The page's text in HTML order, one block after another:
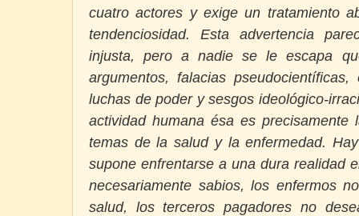
cuatro actores y exige un tratamiento
tendenciosidad. Esta advertencia
injusta, pero a nadie se le escapa
argumentos, falacias pseudocientíficas,
luchas de poder y sesgos ideológico-
actividad humana ésa es
temas de la salud y la enfermedad.
supone enfrentarse a una dura realidad
necesariamente sabios, los enfermos
salud, los terceros pagadores no